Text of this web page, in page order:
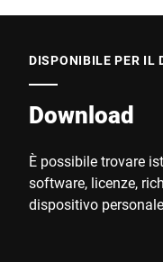
DISPONIBILE PER IL
Download
È possibile trovare
software, licenze,
dispositivo